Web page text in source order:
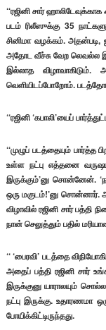
‘‘ரஜினி சார்
படம் ரிலீஸுக்கு 35
சினிமா வழக்கம். அதன்படி,
அதோட வீச்சு வேற லெவல்ல
இல்லாத
வெளியிடப்போறோம். படத்தோட
‘‘ரஜினி ‘கபாலி’யைப்
‘‘முழுப் படத்தையும் பார்த்த
உள்ள நட்பு எத்தனை வருஷம்
இருக்கும்’னு சொன்னேன்.
ஒரு மகுடம்!’னு சொன்னார்.
விழாவில் ரஜினி சார்
நான் செலுத்தும் பதில்
‘‘ ‘பைரவி’ படத்தை
அதைப் பத்தி ரஜினி சார்
இருக்குனு யாராலயும்
நட்பு இருக்கு. உதாரணமா
போயிக்கிட்டிருந்தது.